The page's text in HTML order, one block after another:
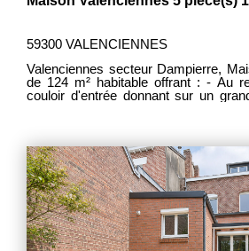
59300 VALENCIENNES
Valenciennes secteur Dampierre,
de 124 m² habitable offrant : - Au
couloir d'entrée donnant sur un
Au deuxième étage une troisième et
Une cave carrelé. Une terrasse,
grand jardin rare sur ce secteur
TRAVAUX ! Toiture, électricité,
garantie décennal. Proche centre
MDT 2067 DPE D Prix : 209 000 Euros frais d'agence
inclus, les honoraires d'agence
charge des vendeurs.